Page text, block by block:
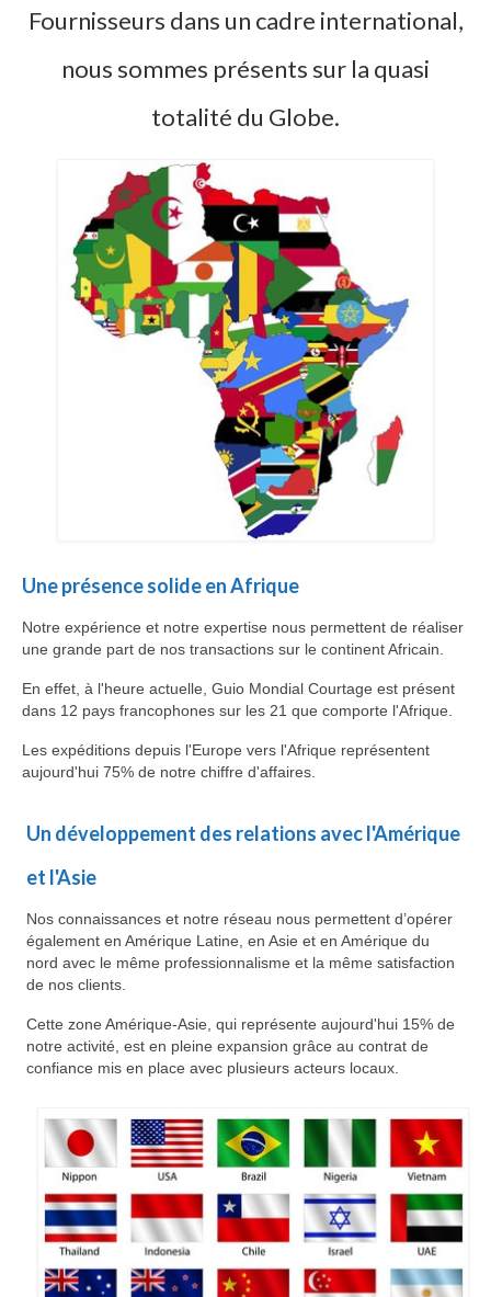
Fournisseurs dans un cadre international,
nous sommes présents sur la quasi
totalité du Globe.
Une présence solide en Afrique
Notre expérience et notre expertise nous permettent de réaliser
une grande part de nos transactions sur le continent Africain.
En effet, à l'heure actuelle, Guio Mondial Courtage est présent
dans 12 pays francophones sur les 21 que comporte l'Afrique.
Les expéditions depuis l'Europe vers l'Afrique représentent
aujourd'hui 75% de notre chiffre d'affaires.
Un développement des relations avec l'Amérique
et l'Asie
Nos connaissances et notre réseau nous permettent d’opérer
également en Amérique Latine, en Asie et en Amérique du
nord avec le même professionnalisme et la même satisfaction
de nos clients.
Cette zone Amérique-Asie, qui représente aujourd'hui 15% de
notre activité, est en pleine expansion grâce au contrat de
confiance mis en place avec plusieurs acteurs locaux.